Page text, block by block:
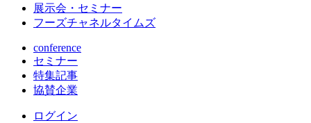
展示会・セミナー
フーズチャネルタイムズ
conference
セミナー
特集記事
協賛企業
ログイン